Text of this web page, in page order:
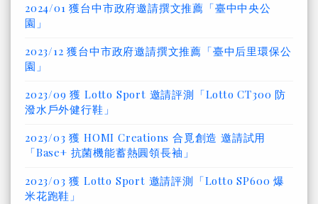
2024/01 獲台中市政府邀請撰文推薦「臺中中央公
園」
2023/12 獲台中市政府邀請撰文推薦「臺中后里環保公
園」
2023/09 獲 Lotto Sport 邀請評測「Lotto CT300 防
潑水戶外健行鞋」
2023/03 獲 HOMI Creations 合覓創造 邀請試用
「Base+ 抗菌機能蓄熱圓領長袖」
2023/03 獲 Lotto Sport 邀請評測「Lotto SP600 爆
米花跑鞋」